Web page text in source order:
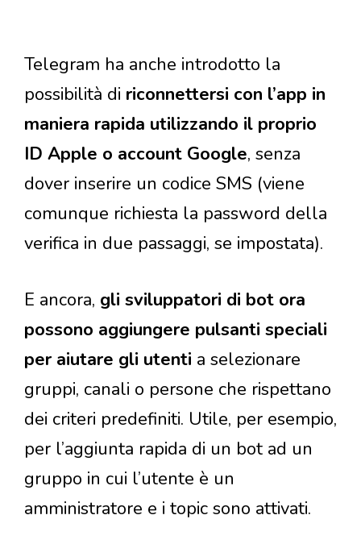
Telegram ha anche introdotto la
possibilità di riconnettersi con l’app in
maniera rapida utilizzando il proprio
ID Apple o account Google, senza
dover inserire un codice SMS (viene
comunque richiesta la password della
verifica in due passaggi, se impostata).
E ancora, gli sviluppatori di bot ora
possono aggiungere pulsanti speciali
per aiutare gli utenti a selezionare
gruppi, canali o persone che rispettano
dei criteri predefiniti. Utile, per esempio,
per l’aggiunta rapida di un bot ad un
gruppo in cui l’utente è un
amministratore e i topic sono attivati.